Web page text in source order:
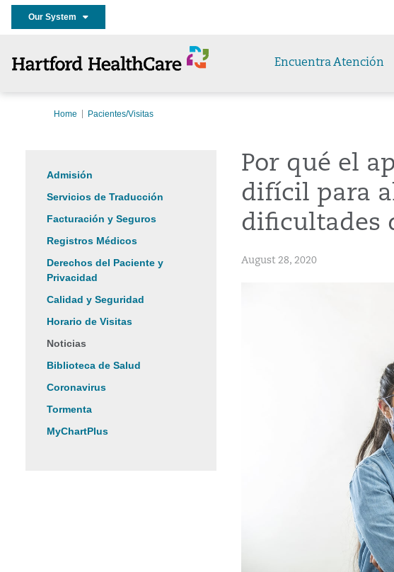
Our System
Encuentra Atención
Home Pacientes/Visitas
Admisión
Servicios de Traducción
Facturación y Seguros
Registros Médicos
Derechos del Paciente y
Privacidad
Calidad y Seguridad
Horario de Visitas
Noticias
Biblioteca de Salud
Coronavirus
Tormenta
MyChartPlus
Por qué el
difícil para
dificultades
August 28, 2020